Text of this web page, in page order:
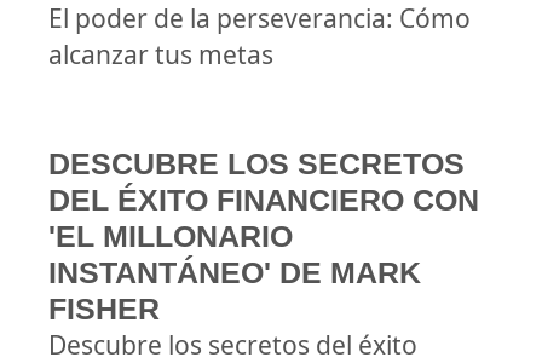
El poder de la perseverancia: Cómo
alcanzar tus metas
DESCUBRE LOS SECRETOS
DEL ÉXITO FINANCIERO CON
'EL MILLONARIO
INSTANTÁNEO' DE MARK
FISHER
Descubre los secretos del éxito